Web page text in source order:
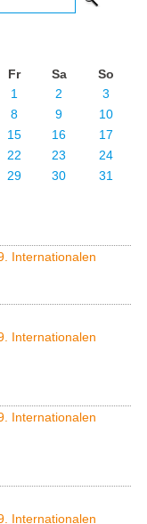
Fr Sa So
1 2 3
8 9 10
15 16 17
22 23 24
29 30 31
Internationalen
Internationalen
Internationalen
Internationalen